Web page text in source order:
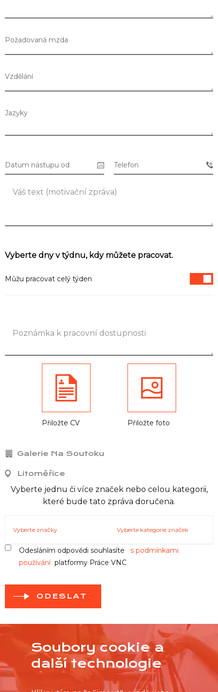
Požadovaná mzda
Vzdělání
Jazyky
Datum nástupu od Telefon
Vyberte dny v týdnu, kdy můžete pracovat.
Můžu pracovat celý týden
Přiložte CV Přiložte foto
Galerie Na Soutoku
Litoměřice
Vyberte jednu či více značek nebo celou kategorii,
které bude tato zpráva doručena.
Vyberte značky Vyberte kategorie značek
Odesláním odpovědi souhlasíte s podmínkami
používáníplatformy Práce VNC
ODESLAT
Soubory cookie a
další technologie